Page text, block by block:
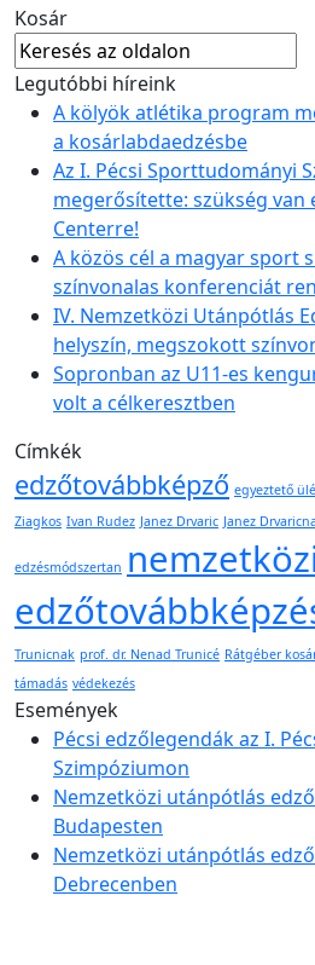
Kosár
Legutóbbi híreink
A kölyök atlétika program
a kosárlabdaedzésbe
Az I. Pécsi Sporttudományi
megerősítette: szükség van
Centerre!
A közös cél a magyar sport
színvonalas konferenciát
IV. Nemzetközi Utánpótlás
helyszín, megszokott
Sopronban az U11-es
volt a célkeresztben
Címkék
edzőtovábbképző egyeztető
Ziagkos Ivan Rudez Janez Drvaric Janez
edzésmódszertan
Trunicnak prof. dr. Nenad Trunicé Rátgéber
támadás védekezés
Események
Pécsi edzőlegendák az I.
Szimpóziumon
Nemzetközi utánpótlás
Budapesten
Nemzetközi utánpótlás
Debrecenben